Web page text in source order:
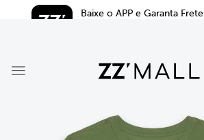
Baixe o APP e Garanta Frete